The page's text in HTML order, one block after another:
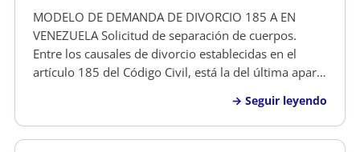
MODELO DE DEMANDA DE DIVORCIO 185 A EN
VENEZUELA Solicitud de separación de cuerpos.
Entre los causales de divorcio establecidas en el
artículo 185 del Código Civil, está la del última aparte
voluntaria o no contenciosa, que dice,...También se
podrá declarar el divorcio por…
Seguir leyendo